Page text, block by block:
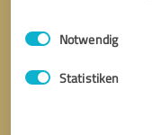
Impressum
Einwilligungsauswahl
Notwendig
Statistiken